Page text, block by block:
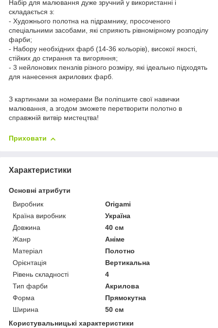
Набір для малювання дуже зручний у використанні і
складається з:
- Художнього полотна на підрамнику, просоченого
спеціальними засобами, які сприяють рівномірному розподілу
фарби;
- Набору необхідних фарб (14-36 кольорів), високої якості,
стійких до стирання та вигоряння;
- 3 нейлонових пензлів різного розміру, які ідеально підходять
для нанесення акрилових фарб.
З картинами за номерами Ви поліпшите свої навички
малювання, а згодом зможете перетворити полотно в
справжній витвір мистецтва!
Приховати
Характеристики
Основні атрибути
Виробник
Origami
Країна виробник
Україна
Довжина
40 см
Жанр
Аніме
Матеріал
Полотно
Орієнтація
Вертикальна
Рівень складності
4
Тип фарби
Акрилова
Форма
Прямокутна
Ширина
50 см
Користувальницькі характеристики